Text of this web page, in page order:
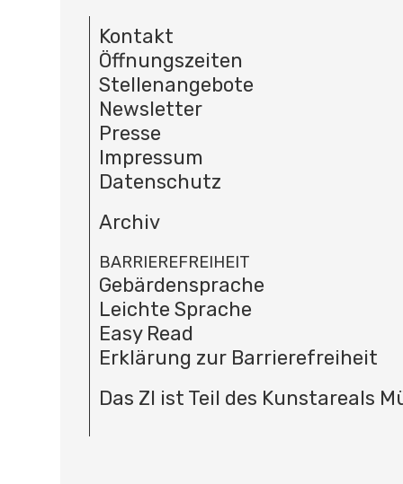
Kontakt
Öffnungszeiten
Stellenangebote
Newsletter
Presse
Impressum
Datenschutz
Archiv
BARRIEREFREIHEIT
Gebärdensprache
Leichte Sprache
Easy Read
Erklärung zur Barrierefreiheit
Das ZI ist Teil des Kunstareals